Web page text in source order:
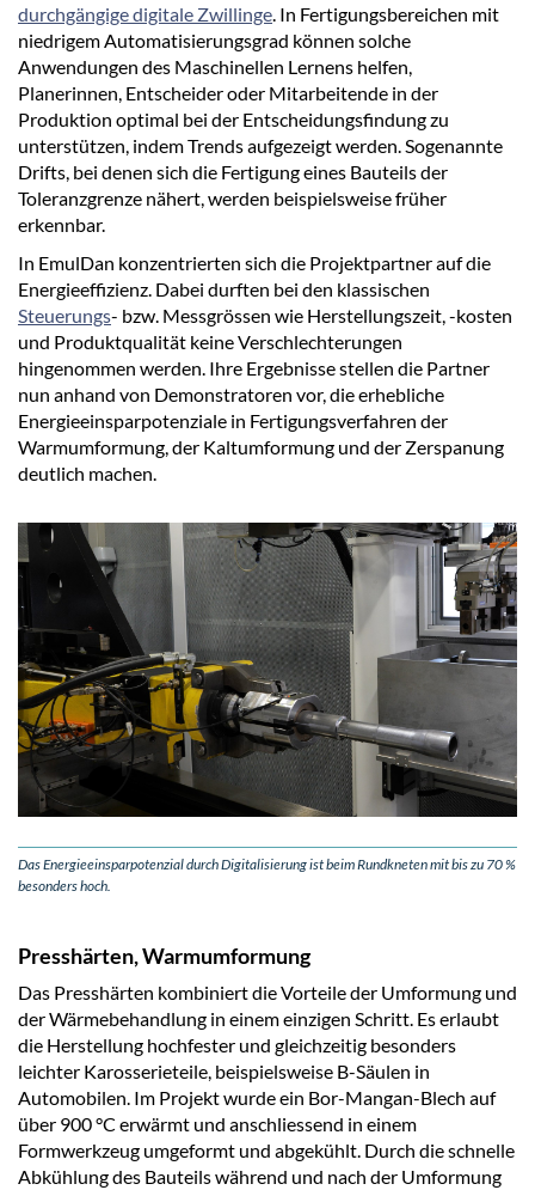
durchgängige digitale Zwillinge. In Fertigungsbereichen mit
niedrigem Automatisierungsgrad können solche
Anwendungen des Maschinellen Lernens helfen,
Planerinnen, Entscheider oder Mitarbeitende in der
Produktion optimal bei der Entscheidungsfindung zu
unterstützen, indem Trends aufgezeigt werden. Sogenannte
Drifts, bei denen sich die Fertigung eines Bauteils der
Toleranzgrenze nähert, werden beispielsweise früher
erkennbar.
In EmulDan konzentrierten sich die Projektpartner auf die
Energieeffizienz. Dabei durften bei den klassischen
Steuerungs- bzw. Messgrössen wie Herstellungszeit, -kosten
und Produktqualität keine Verschlechterungen
hingenommen werden. Ihre Ergebnisse stellen die Partner
nun anhand von Demonstratoren vor, die erhebliche
Energieeinsparpotenziale in Fertigungsverfahren der
Warmumformung, der Kaltumformung und der Zerspanung
deutlich machen.
Das Energieeinsparpotenzial durch Digitalisierung ist beim Rundkneten mit bis zu 70 %
besonders hoch.
Presshärten, Warmumformung
Das Presshärten kombiniert die Vorteile der Umformung und
der Wärmebehandlung in einem einzigen Schritt. Es erlaubt
die Herstellung hochfester und gleichzeitig besonders
leichter Karosserieteile, beispielsweise B-Säulen in
Automobilen. Im Projekt wurde ein Bor-Mangan-Blech auf
über 900 °C erwärmt und anschliessend in einem
Formwerkzeug umgeformt und abgekühlt. Durch die schnelle
Abkühlung des Bauteils während und nach der Umformung